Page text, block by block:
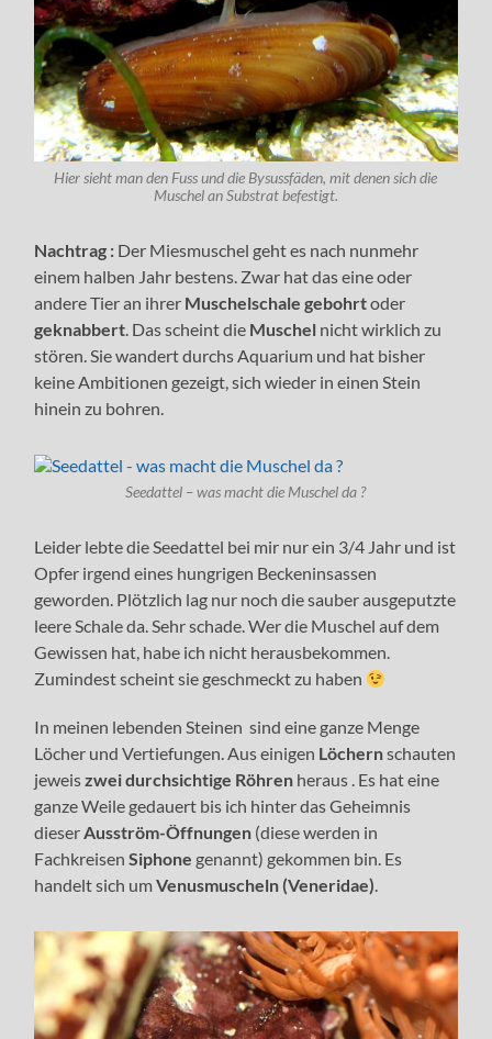
Hier sieht man den Fuss und die Bysussfäden, mit denen sich die
Muschel an Substrat befestigt.
Nachtrag : Der Miesmuschel geht es nach nunmehr
einem halben Jahr bestens. Zwar hat das eine oder
andere Tier an ihrer Muschelschale gebohrtoder
geknabbert. Das scheint die Muschel nicht wirklich zu
stören. Sie wandert durchs Aquarium und hat bisher
keine Ambitionen gezeigt, sich wieder in einen Stein
hinein zu bohren.
Seedattel – was macht die Muschel da ?
Leider lebte die Seedattel bei mir nur ein 3/4 Jahr und ist
Opfer irgend eines hungrigen Beckeninsassen
geworden. Plötzlich lag nur noch die sauber ausgeputzte
leere Schale da. Sehr schade. Wer die Muschel auf dem
Gewissen hat, habe ich nicht herausbekommen.
Zumindest scheint sie geschmeckt zu haben
In meinen lebenden Steinen sind eine ganze Menge
Löcher und Vertiefungen. Aus einigen Löchernschauten
jeweiszwei durchsichtige Röhren heraus . Es hat eine
ganze Weile gedauert bis ich hinter das Geheimnis
dieserAusström-Öffnungen (diese werden in
FachkreisenSiphone genannt) gekommen bin. Es
handelt sich umVenusmuscheln (Veneridae).